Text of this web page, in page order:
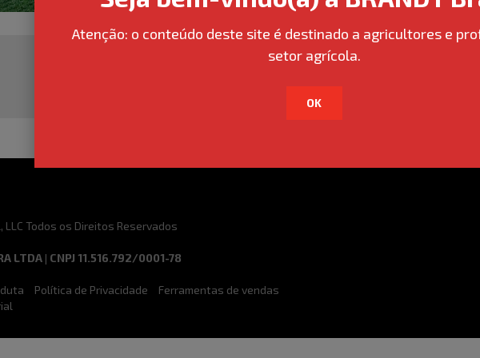
Todos os Direitos Reservados
LTDA | CNPJ 11.516.792/0001-78
Política de Privacidade
Ferramentas de vendas
Atenção: o conteúdo deste site é destinado a agricultores e
setor agrícola.
OK